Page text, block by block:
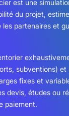
est une
du projet,
partenaires et
subventions) et
fixes et
devis, études ou
paiement.